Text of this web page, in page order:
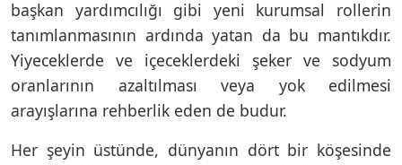
başkan yardımcılığı gibi yeni kurumsal rollerin
tanımlanmasının ardında yatan da bu mantıkdır.
Yiyeceklerde ve içeceklerdeki şeker ve sodyum
oranlarının azaltılması veya yok edilmesi
arayışlarına rehberlik eden de budur.
Her şeyin üstünde, dünyanın dört bir köşesinde